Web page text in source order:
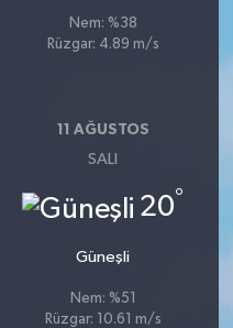
Nem: %38
Rüzgar: 4.89 m/s
11 AĞUSTOS
SALI
20°
Güneşli
Nem: %51
Rüzgar: 10.61 m/s